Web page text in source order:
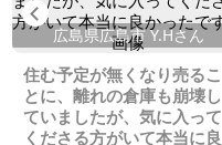
Previous
広島県広島市 Y.Hさん
住む予定が無くなり売るこ
とに、離れの倉庫も崩壊し
ていましたが、気に入って
くださる方がいて本当に良